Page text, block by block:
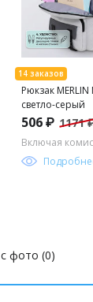
Рюкзак
светло-серый
506 ₽ 1171
Включая
с фото (0)